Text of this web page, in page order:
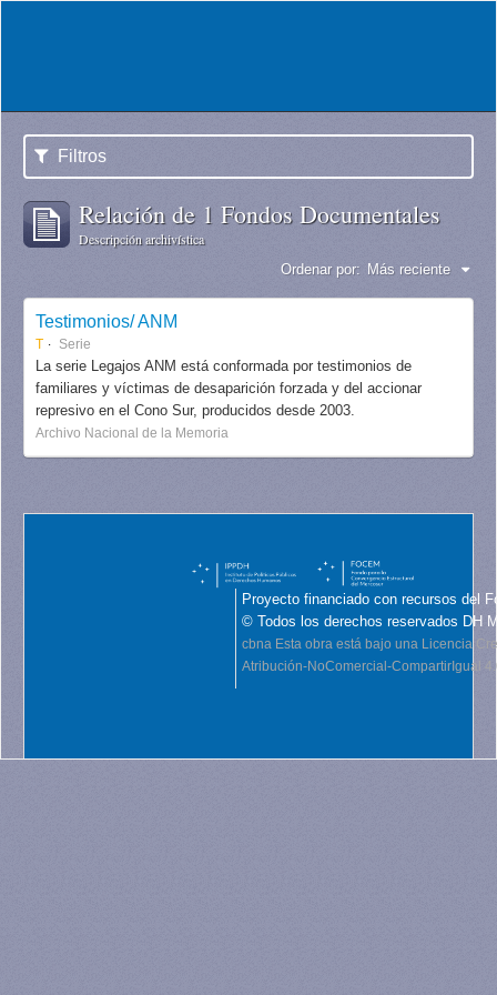
Filtros
Relación de 1 Fondos Documentales
Descripción archivística
Ordenar por: Más reciente
Testimonios/ ANM
T Serie
La serie Legajos ANM está conformada por testimonios de
familiares y víctimas de desaparición forzada y del accionar
represivo en el Cono Sur, producidos desde 2003.
Archivo Nacional de la Memoria
Proyecto financiado con recursos del
© Todos los derechos reservados DH
cbna Esta obra está bajo una Licencia
Atribución-NoComercial-CompartirIgual